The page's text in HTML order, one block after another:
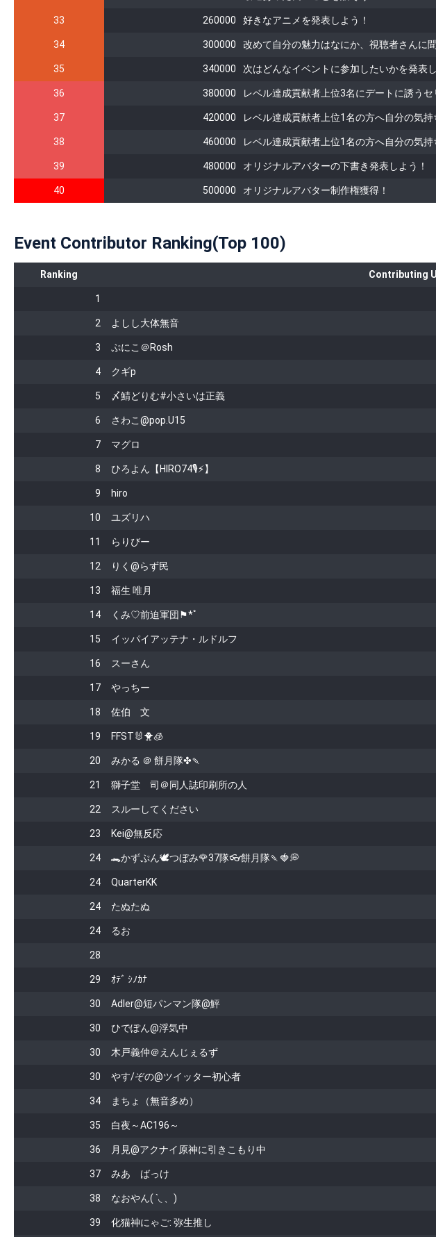
33 260000 好きなアニメを発表しよう！
34 300000 改めて自分の魅力はなにか、視聴者さんに
35 340000 次はどんなイベントに参加したいかを発表
36 380000 レベル達成貢献者上位3名にデートに誘うセ
37 420000 レベル達成貢献者上位1名の方へ自分の気
38 460000 レベル達成貢献者上位1名の方へ自分の気
39 480000 オリジナルアバターの下書き発表しよう！
40 500000 オリジナルアバター制作権獲得！
Event Contributor Ranking(Top 100)
Ranking Contributing
1
2 よしし大体無音
3 ぷにこ＠Rosh
4 クギp
5 〆鯖どりむ#小さいは正義
6 さわこ@pop.U15
7 マグロ
8 ひろよん【HIRO74🎙⚡️】
9 hiro
10 ユズリハ
11 らりびー
12 りく@らず民
13 福生 唯月
14 くみ♡前迫軍団⚑*ﾟ
15 イッパイアッテナ・ルドルフ
16 スーさん
17 やっちー
18 佐伯 文
19 FFST🐰🐥🧊
20 みかる ＠ 餅月隊✤🍡
21 獅子堂 司＠同人誌印刷所の人
22 スルーしてください
23 Kei@無反応
24 🐊かずぷん🕊️つぼみ🌹37隊👓餅月隊🍡🍓💭
24 QuarterKK
24 たぬたぬ
24 るお
28
29 ｵﾃﾞ ｼﾉｶﾅ
30 Adler@短パンマン隊@鮃
30 ひでぽん@浮気中
30 木戸義仲＠えんじぇるず
30 やす/ぞの@ツイッター初心者
34 まちょ（無音多め）
35 白夜～AC196～
36 月見@アクナイ原神に引きこもり中
37 みあ ばっけ
38 なおやん( `◟ 、)
39 化猫神にゃご: 弥生推し